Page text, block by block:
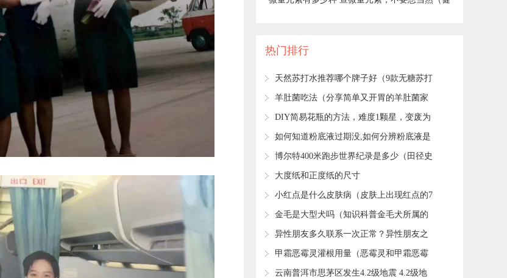
热门排行
​天然苏打水推荐哪个牌子好（9款无糖苏打
水评测）
​羊肚菌吃法（分享简单又开胃的羊肚菌家
常吃法）
​DIY简易花瓶的方法，难度1颗星，变废为
宝的小妙招！
​如何知道粉底液过期没,如何分辨粉底液是
否过期
​博尔特400米跑步世界纪录是多少（田径史
上世界纪录的七次飞跃）
​大度纸和正度纸的尺寸
​小红点是什么皮肤病（皮肤上出现红点的7
个病因）
​金毛是大型犬吗（知识科普金毛犬所属的
类型）
​异性朋友多久联系一次正常？异性朋友之
间到底有没有纯友谊？
​甲霜恶霉灵灌根用量（恶霉灵和甲霜恶霉
灵灌根哪个好）
​云南普洱市思茅区发生4.2级地震 4.2级地